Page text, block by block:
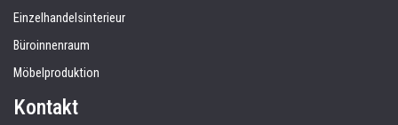
Einzelhandelsinterieur
Büroinnenraum
Möbelproduktion
Kontakt